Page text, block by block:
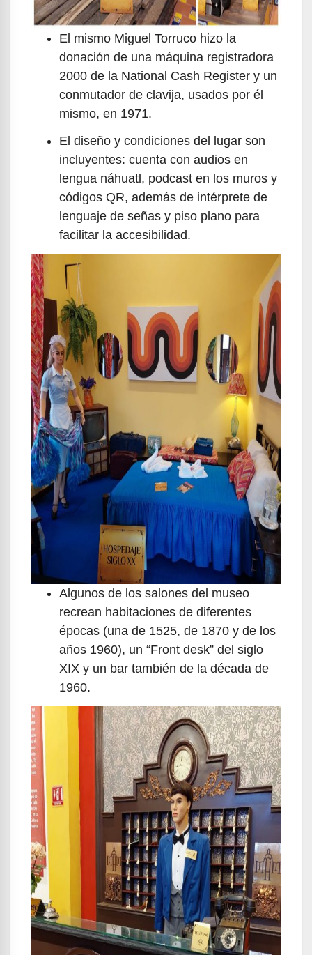
El mismo Miguel Torruco hizo la
donación de una máquina registradora
2000 de la National Cash Register y un
conmutador de clavija, usados por él
mismo, en 1971.
El diseño y condiciones del lugar son
incluyentes: cuenta con audios en
lengua náhuatl, podcast en los muros y
códigos QR, además de intérprete de
lenguaje de señas y piso plano para
facilitar la accesibilidad.
Algunos de los salones del museo
recrean habitaciones de diferentes
épocas (una de 1525, de 1870 y de los
años 1960), un “Front desk” del siglo
XIX y un bar también de la década de
1960.